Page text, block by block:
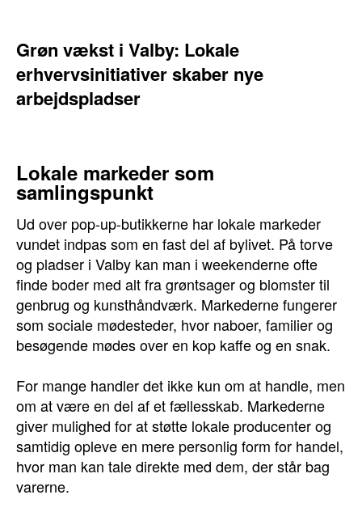
Grøn vækst i Valby: Lokale
erhvervsinitiativer skaber nye
arbejdspladser
Lokale markeder som
samlingspunkt
Ud over pop-up-butikkerne har lokale markeder
vundet indpas som en fast del af bylivet. På torve
og pladser i Valby kan man i weekenderne ofte
finde boder med alt fra grøntsager og blomster til
genbrug og kunsthåndværk. Markederne fungerer
som sociale mødesteder, hvor naboer, familier og
besøgende mødes over en kop kaffe og en snak.
For mange handler det ikke kun om at handle, men
om at være en del af et fællesskab. Markederne
giver mulighed for at støtte lokale producenter og
samtidig opleve en mere personlig form for handel,
hvor man kan tale direkte med dem, der står bag
varerne.